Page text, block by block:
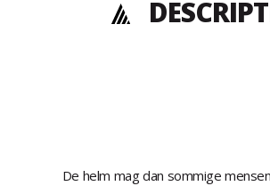
De helm mag dan sommige